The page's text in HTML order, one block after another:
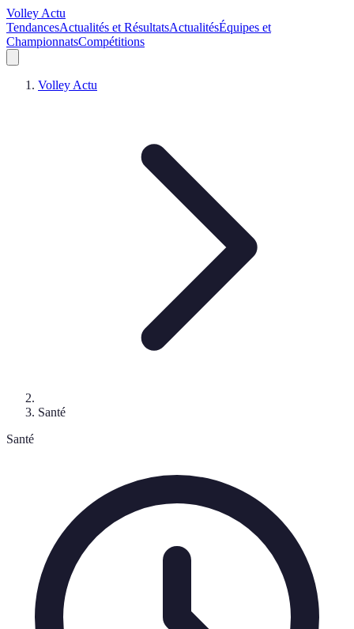
Volley Actu
TendancesActualités et RésultatsActualitésÉquipes et
ChampionnatsCompétitions
Volley Actu
Santé
Santé